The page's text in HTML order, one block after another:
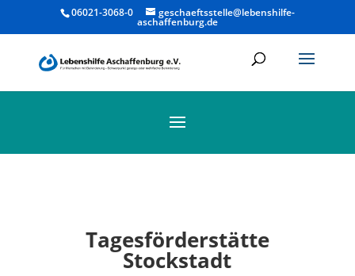
06021-3068-0 geschaeftsstelle@lebenshilfe-
aschaffenburg.de
Tagesförderstätte
Stockstadt